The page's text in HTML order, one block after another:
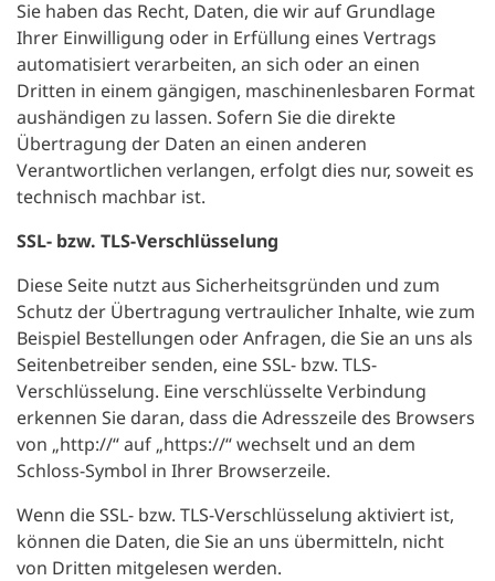
Sie haben das Recht, Daten, die wir auf Grundlage
Ihrer Einwilligung oder in Erfüllung eines Vertrags
automatisiert verarbeiten, an sich oder an einen
Dritten in einem gängigen, maschinenlesbaren Format
aushändigen zu lassen. Sofern Sie die direkte
Übertragung der Daten an einen anderen
Verantwortlichen verlangen, erfolgt dies nur, soweit es
technisch machbar ist.
SSL- bzw. TLS-Verschlüsselung
Diese Seite nutzt aus Sicherheitsgründen und zum
Schutz der Übertragung vertraulicher Inhalte, wie zum
Beispiel Bestellungen oder Anfragen, die Sie an uns als
Seitenbetreiber senden, eine SSL- bzw. TLS-
Verschlüsselung. Eine verschlüsselte Verbindung
erkennen Sie daran, dass die Adresszeile des Browsers
von „http://“ auf „https://“ wechselt und an dem
Schloss-Symbol in Ihrer Browserzeile.
Wenn die SSL- bzw. TLS-Verschlüsselung aktiviert ist,
können die Daten, die Sie an uns übermitteln, nicht
von Dritten mitgelesen werden.